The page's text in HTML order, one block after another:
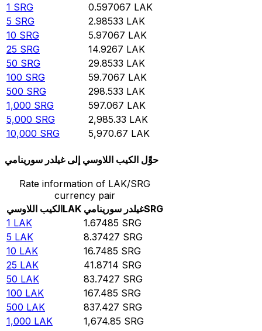
1 SRG 0.597067 LAK
5 SRG 2.98533 LAK
10 SRG 5.97067 LAK
25 SRG 14.9267 LAK
50 SRG 29.8533 LAK
100 SRG 59.7067 LAK
500 SRG 298.533 LAK
1,000 SRG 597.067 LAK
5,000 SRG 2,985.33 LAK
10,000 SRG 5,970.67 LAK
حوِّل الكيب اللاوسي إلى غيلدر سورينامي
Rate information of LAK/SRG
currency pair
الكيب اللاوسيLAK غيلدر سوريناميSRG
1 LAK 1.67485 SRG
5 LAK 8.37427 SRG
10 LAK 16.7485 SRG
25 LAK 41.8714 SRG
50 LAK 83.7427 SRG
100 LAK 167.485 SRG
500 LAK 837.427 SRG
1,000 LAK 1,674.85 SRG